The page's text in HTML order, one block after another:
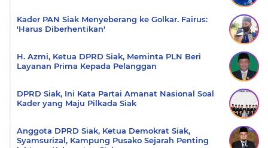
Kader PAN Siak Menyeberang ke Golkar. Fairus:
'Harus Diberhentikan'
H. Azmi, Ketua DPRD Siak, Meminta PLN Beri
Layanan Prima Kepada Pelanggan
DPRD Siak, Ini Kata Partai Amanat Nasional Soal
Kader yang Maju Pilkada Siak
Anggota DPRD Siak, Ketua Demokrat Siak,
Syamsurizal, Kampung Pusako Sejarah Penting